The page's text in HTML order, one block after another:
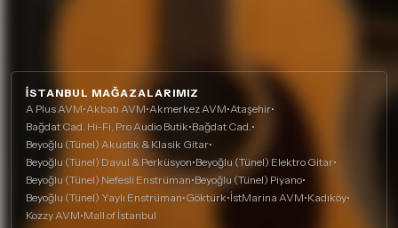
İSTANBUL MAĞAZALARIMIZ
A Plus AVM•Akbatı AVM•Akmerkez AVM•Ataşehir•
Bağdat Cad. Hi-Fi, Pro Audio Butik•Bağdat Cad.•
Beyoğlu (Tünel) Akustik & Klasik Gitar•
Beyoğlu (Tünel) Davul & Perküsyon•Beyoğlu (Tünel) Elektro Gitar•
Beyoğlu (Tünel) Nefesli Enstrüman•Beyoğlu (Tünel) Piyano•
Beyoğlu (Tünel) Yaylı Enstrüman•Göktürk•İstMarina AVM•Kadıköy•
Kozzy AVM•Mall of İstanbul